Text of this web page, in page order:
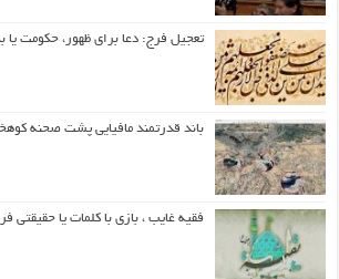
تعجیل فرج: دعا برای ظهور، حکومت یا
باند قدرتمند مافیایی پشت صحنه
فقیه غایب ، بازی با کلمات یا حقیقتی